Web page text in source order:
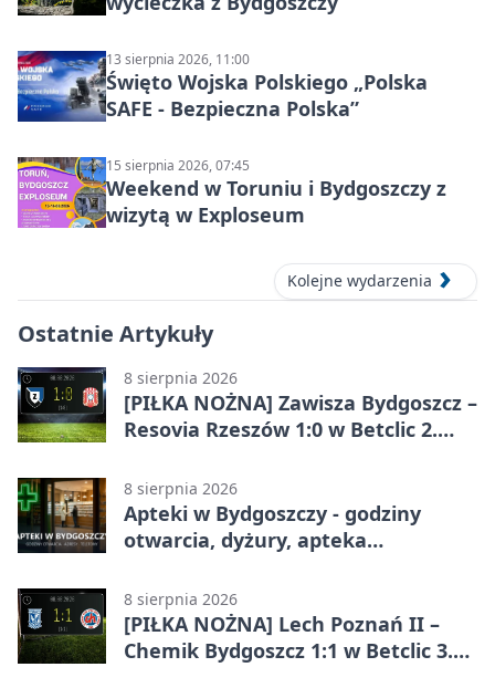
13 sierpnia 2026, 11:00
Święto Wojska Polskiego „Polska
SAFE - Bezpieczna Polska”
15 sierpnia 2026, 07:45
Weekend w Toruniu i Bydgoszczy z
wizytą w Exploseum
Kolejne wydarzenia
Ostatnie Artykuły
8 sierpnia 2026
[PIŁKA NOŻNA] Zawisza Bydgoszcz –
Resovia Rzeszów 1:0 w Betclic 2.
8 sierpnia 2026
Apteki w Bydgoszczy - godziny
otwarcia, dyżury, apteka
8 sierpnia 2026
[PIŁKA NOŻNA] Lech Poznań II –
Chemik Bydgoszcz 1:1 w Betclic 3.